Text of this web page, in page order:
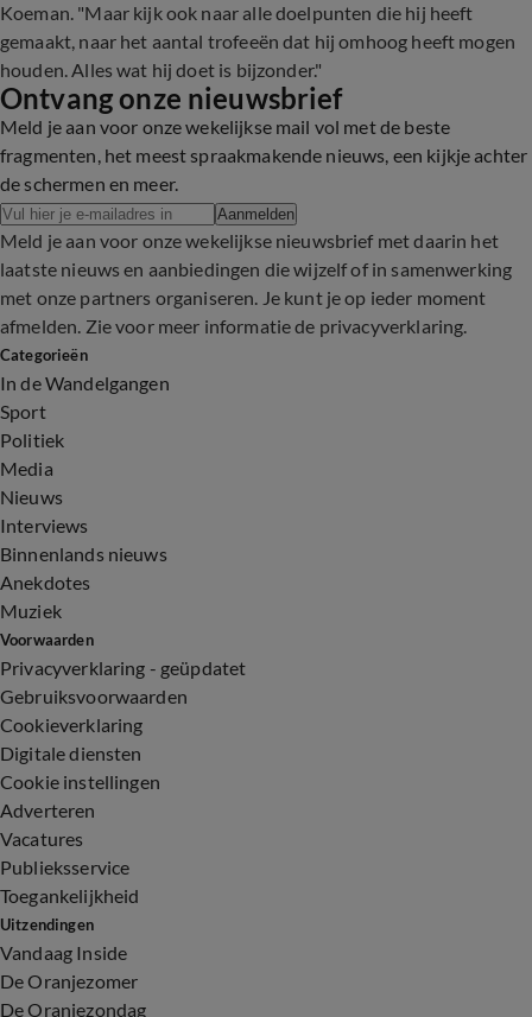
Koeman. "Maar kijk ook naar alle doelpunten die hij heeft
gemaakt, naar het aantal trofeeën dat hij omhoog heeft mogen
houden. Alles wat hij doet is bijzonder."
Ontvang onze nieuwsbrief
Meld je aan voor onze wekelijkse mail vol met de beste
fragmenten, het meest spraakmakende nieuws, een kijkje achter
de schermen en meer.
Aanmelden
Meld je aan voor onze wekelijkse nieuwsbrief met daarin het
laatste nieuws en aanbiedingen die wijzelf of in samenwerking
met onze partners organiseren. Je kunt je op ieder moment
afmelden. Zie voor meer informatie de privacyverklaring.
Categorieën
In de Wandelgangen
Sport
Politiek
Media
Nieuws
Interviews
Binnenlands nieuws
Anekdotes
Muziek
Voorwaarden
Privacyverklaring - geüpdatet
Gebruiksvoorwaarden
Cookieverklaring
Digitale diensten
Cookie instellingen
Adverteren
Vacatures
Publieksservice
Toegankelijkheid
Uitzendingen
Vandaag Inside
De Oranjezomer
De Oranjezondag